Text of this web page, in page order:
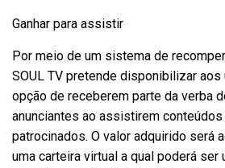
Ganhar para assistir
Por meio de um sistema de
SOUL TV pretende disponibilizar aos
opção de receberem parte da verba
anunciantes ao assistirem conteúdos
patrocinados. O valor adquirido será
uma carteira virtual a qual poderá ser